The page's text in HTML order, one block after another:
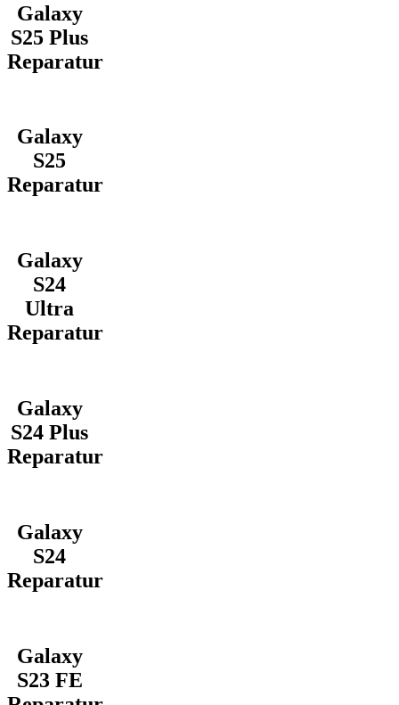
Galaxy
S25 Plus
Reparatur
Galaxy
S25
Reparatur
Galaxy
S24
Ultra
Reparatur
Galaxy
S24 Plus
Reparatur
Galaxy
S24
Reparatur
Galaxy
S23 FE